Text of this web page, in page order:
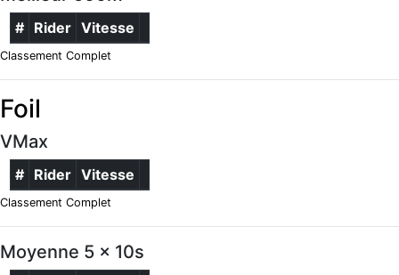
# Rider Vitesse
Classement Complet
Foil
VMax
# Rider Vitesse
Classement Complet
Moyenne 5 x 10s